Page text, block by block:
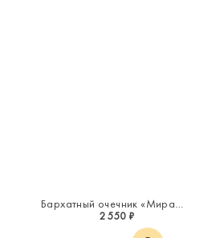
Бархатный очечник «Миражи»
2 550 ₽